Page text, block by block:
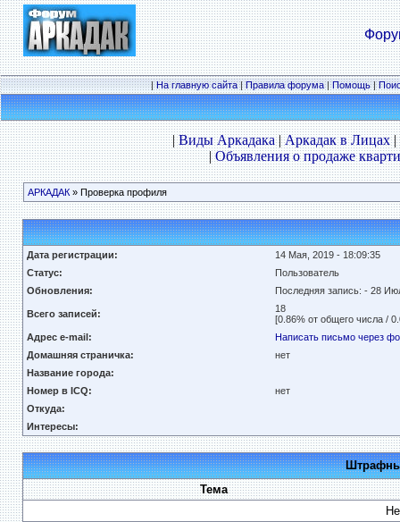
|На главную сайта|Правила форума|Помощь|
|Виды Аркадака|Аркадак в Лицах|
|Объявления о продаже
АРКАДАК» Проверка профиля
Дата регистрации:
14 Мая, 2019 - 18:09:35
Статус:
Пользователь
Обновления:
Последняя запись: - 28
Всего записей:
18
[0.86% от общего числа /
Адрес e-mail:
Написать письмо через
Домашняя страничка:
нет
Название города:
Номер в ICQ:
нет
Откуда:
Интересы:
Тема